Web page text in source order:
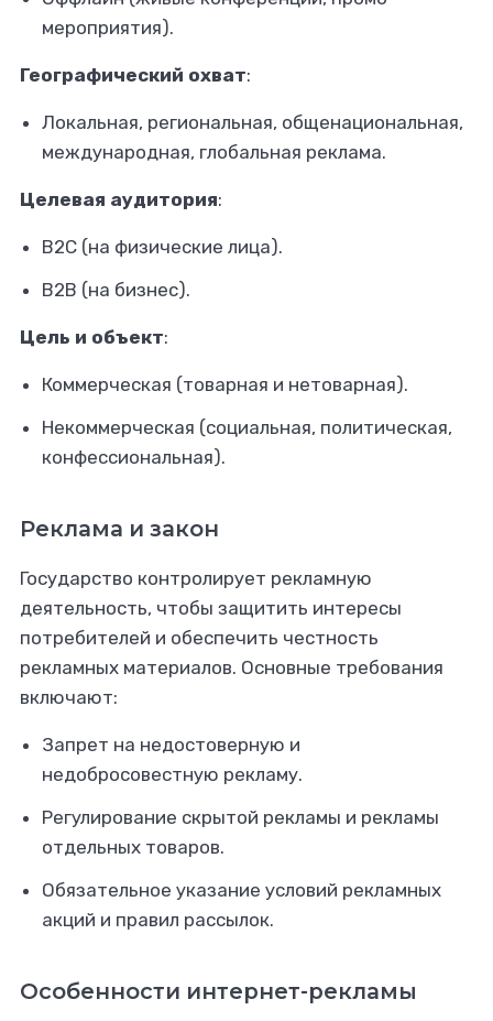
мероприятия).
Географический охват:
Локальная, региональная, общенациональная,
международная, глобальная реклама.
Целевая аудитория:
B2C (на физические лица).
B2B (на бизнес).
Цель и объект:
Коммерческая (товарная и нетоварная).
Некоммерческая (социальная, политическая,
конфессиональная).
Реклама и закон
Государство контролирует рекламную
деятельность, чтобы защитить интересы
потребителей и обеспечить честность
рекламных материалов. Основные требования
включают:
Запрет на недостоверную и
недобросовестную рекламу.
Регулирование скрытой рекламы и рекламы
отдельных товаров.
Обязательное указание условий рекламных
акций и правил рассылок.
Особенности интернет-рекламы